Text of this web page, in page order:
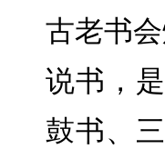
古老书
说书，
鼓书、